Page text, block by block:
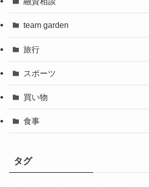
team garden
旅行
スポーツ
買い物
食事
タグ